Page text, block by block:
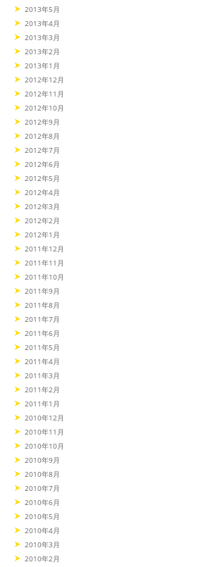
2013年5月
2013年4月
2013年3月
2013年2月
2013年1月
2012年12月
2012年11月
2012年10月
2012年9月
2012年8月
2012年7月
2012年6月
2012年5月
2012年4月
2012年3月
2012年2月
2012年1月
2011年12月
2011年11月
2011年10月
2011年9月
2011年8月
2011年7月
2011年6月
2011年5月
2011年4月
2011年3月
2011年2月
2011年1月
2010年12月
2010年11月
2010年10月
2010年9月
2010年8月
2010年7月
2010年6月
2010年5月
2010年4月
2010年3月
2010年2月